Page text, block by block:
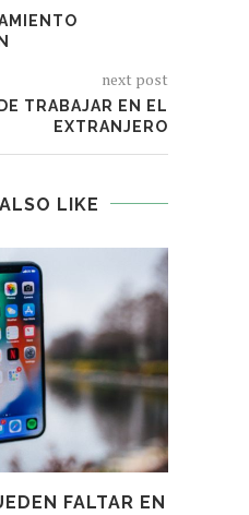
next post
TRABAJAR EN EL
EXTRANJERO
LIKE
FALTAR EN